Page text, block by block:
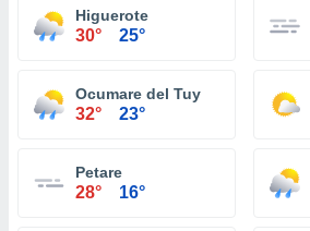
Higuerote
30° 25°
Ocumare del Tuy
32° 23°
Petare
28° 16°